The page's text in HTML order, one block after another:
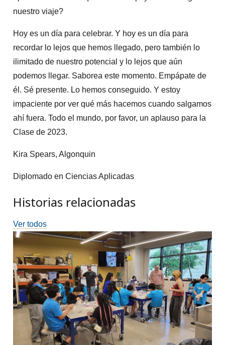
nuestro viaje?
Hoy es un día para celebrar. Y hoy es un día para
recordar lo lejos que hemos llegado, pero también lo
ilimitado de nuestro potencial y lo lejos que aún
podemos llegar. Saborea este momento. Empápate de
él. Sé presente. Lo hemos conseguido. Y estoy
impaciente por ver qué más hacemos cuando salgamos
ahí fuera. Todo el mundo, por favor, un aplauso para la
Clase de 2023.
Kira Spears, Algonquin
Diplomado en Ciencias Aplicadas
Historias relacionadas
Ver todos